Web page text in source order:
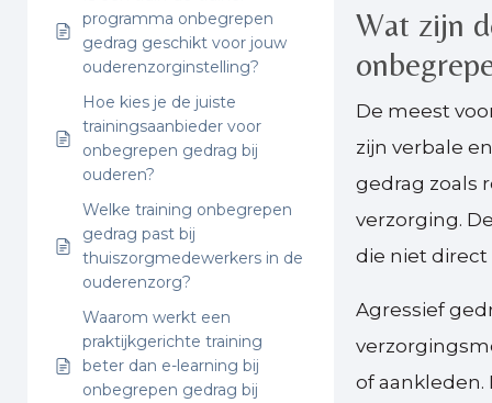
programma onbegrepen
gedrag geschikt voor jouw
ouderenzorginstelling?
Hoe kies je de juiste
trainingsaanbieder voor
onbegrepen gedrag bij
ouderen?
Welke training onbegrepen
gedrag past bij
thuiszorgmedewerkers in de
ouderenzorg?
Waarom werkt een
praktijkgerichte training
beter dan e-learning bij
onbegrepen gedrag bij
Wat zijn
De meest
zijn verbale
gedrag zoals
verzorging.
die niet direct
Agressief
of aankleden.